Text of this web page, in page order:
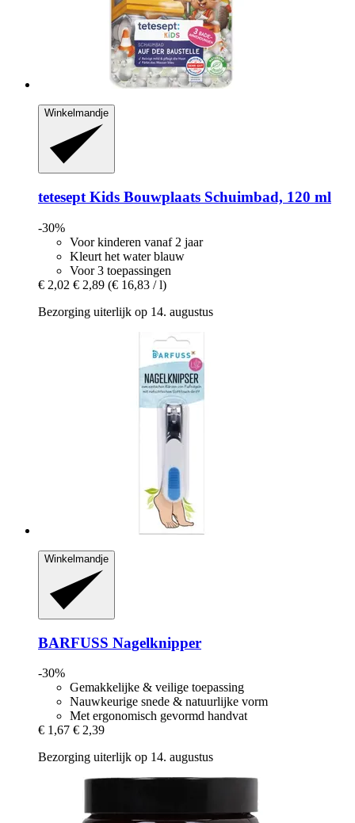
Winkelmandje
tetesept Kids Bouwplaats Schuimbad, 120 ml
-30%
Voor kinderen vanaf 2 jaar
Kleurt het water blauw
Voor 3 toepassingen
€ 2,02 € 2,89 (€ 16,83 / l)
Bezorging uiterlijk op 14. augustus
Winkelmandje
BARFUSS Nagelknipper
-30%
Gemakkelijke & veilige toepassing
Nauwkeurige snede & natuurlijke vorm
Met ergonomisch gevormd handvat
€ 1,67 € 2,39
Bezorging uiterlijk op 14. augustus